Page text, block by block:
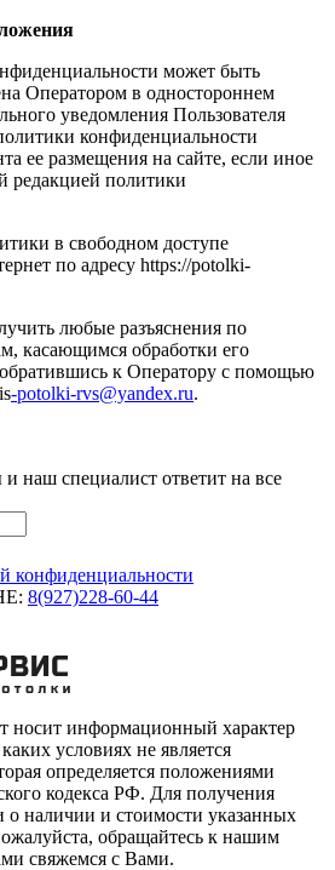
может быть
Оператором в одностороннем
уведомления Пользователя
конфиденциальности
ее размещения на сайте, если иное
редакцией политики
в свободном доступе
по адресу https://potolki-
любые разъяснения по
касающимся обработки его
к Оператору с помощью
-potolki-rvs@yandex.ru.
и наш специалист ответит на все
конфиденциальности
8(927)228-60-44
информационный характер
условиях не является
определяется положениями
кодекса РФ. Для получения
наличии и стоимости указанных
обращайтесь к нашим
свяжемся с Вами.